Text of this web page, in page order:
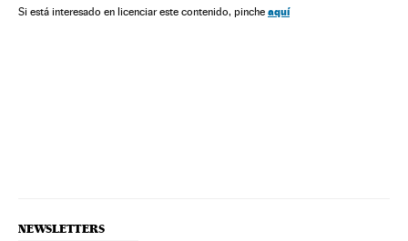
Si está interesado en licenciar este contenido, pinche aquí
NEWSLETTERS